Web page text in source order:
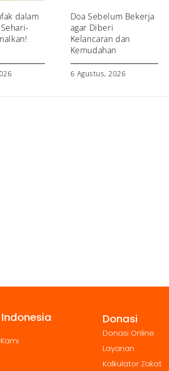
dalam
Doa Sebelum Bekerja
agar Diberi
Kelancaran dan
Kemudahan
6 Agustus, 2026
Donasi
Donasi Online
Layanan
Kalkulator Zakat